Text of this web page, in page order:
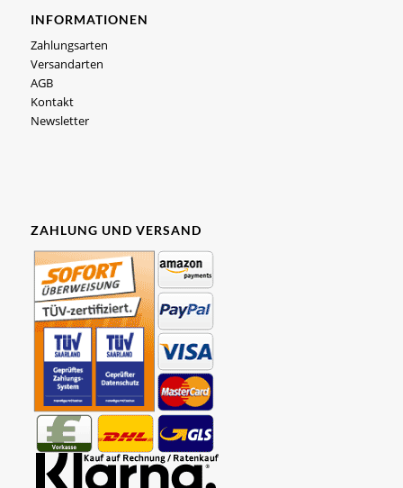
INFORMATIONEN
Zahlungsarten
Versandarten
AGB
Kontakt
Newsletter
ZAHLUNG UND VERSAND